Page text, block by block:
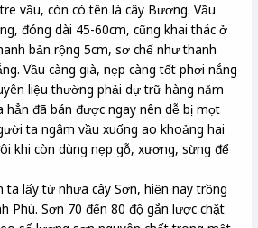
vầu, còn có tên là cây Bương. Vầu
đóng dài 45-60cm, cũng khai thác ở
bản rộng 5cm, sơ chế như thanh
Vầu càng già, nẹp càng tốt phơi nắng
liệu thường phải dự trữ hàng năm
hẳn đã bán được ngay nên dễ bị mọt
ta ngâm vầu xuống ao khoảng hai
khi còn dùng nẹp gỗ, xương, sừng để
ta lấy từ nhựa cây Sơn, hiện nay trồng
Phú. Sơn 70 đến 80 độ gắn lược chặt